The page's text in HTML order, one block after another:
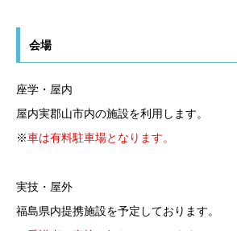
会場
座学・屋内
屋内実郡山市内の施設を利用します。
※車は有料駐車場となります。
実技・屋外
福島県内提携施設を予定しております。